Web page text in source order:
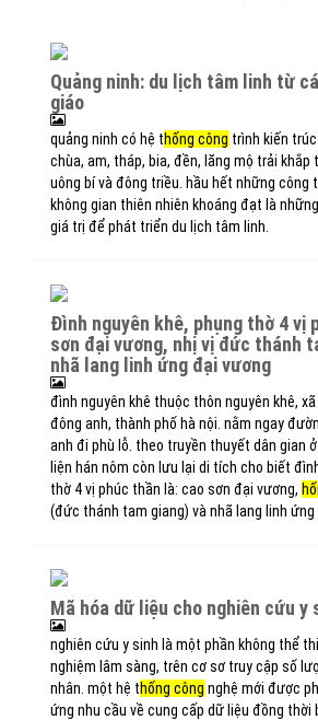
quảng ninh: du lịch tâm linh từ các di sản phật
giáo
quảng ninh có hệ thống công trình kiến
chùa, am, tháp, bia, đền, lăng mộ trải khắp
uông bí và đông triều. hầu hết những công
không gian thiên nhiên khoáng đạt là
giá trị để phát triển du lịch tâm linh.
đình nguyên khê, phụng thờ 4 vị phúc thần cao
sơn đại vương, nhị vị đức thánh
nhã lang linh ứng đại vương
đình nguyên khê thuộc thôn nguyên khê,
đông anh, thành phố hà nội. nằm ngay
anh đi phù lỗ. theo truyền thuyết dân gian
liện hán nôm còn lưu lại di tích cho biết
thờ 4 vị phúc thần là: cao sơn đại vương,
(đức thánh tam giang) và nhã lang linh ứng
mã hóa dữ liệu cho nghiên cứu y
nghiên cứu y sinh là một phần không thể
nghiệm lâm sàng, trên cơ sơ truy cập số
nhân. một hệ thống công nghệ mới được
ứng nhu cầu về cung cấp dữ liệu đồng thời